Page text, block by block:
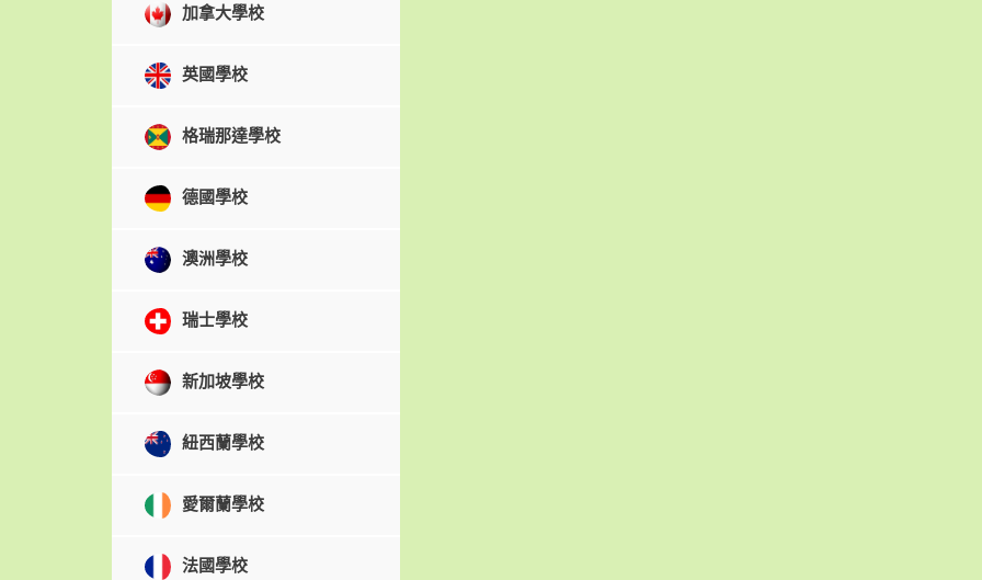
加拿大學校
英國學校
格瑞那達學校
德國學校
澳洲學校
瑞士學校
新加坡學校
紐西蘭學校
愛爾蘭學校
法國學校